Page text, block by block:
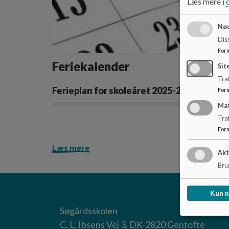
Feriekalender
Ferieplan for skoleåret 2025-2026
Læs mere
Søgårdsskolen
C. L. Ibsens Vej 3, DK-2820 Gentofte
Kun